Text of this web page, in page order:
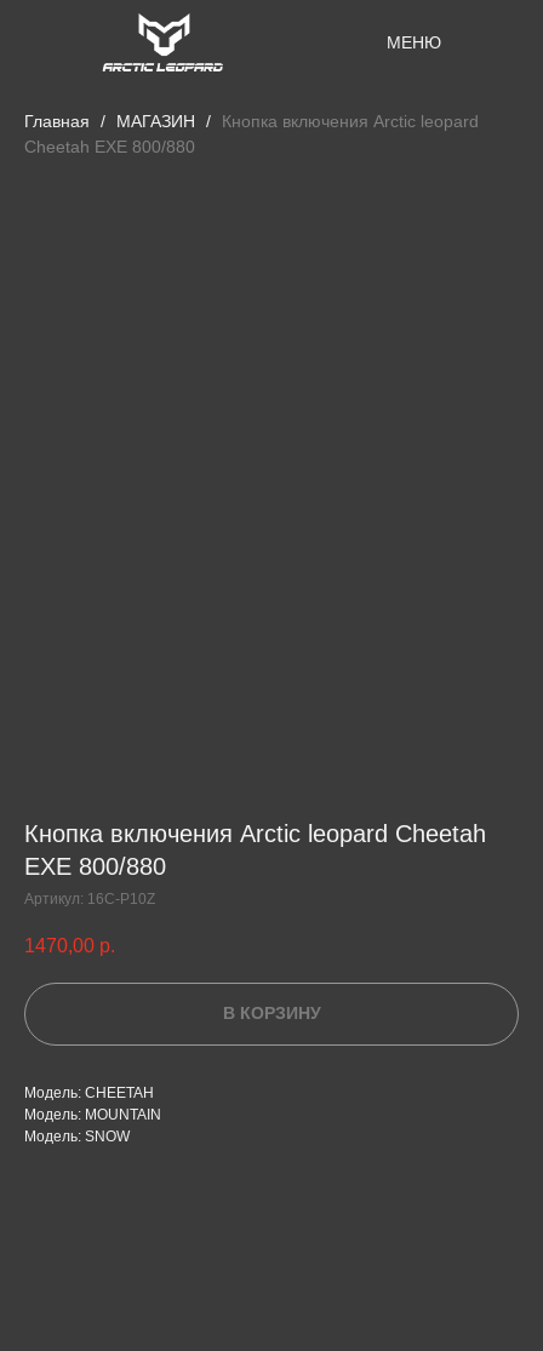
МЕНЮ
Главная МАГАЗИН
Кнопка включения Arctic leopard
Cheetah EXE 800/880
Кнопка включения Arctic leopard Cheetah
EXE 800/880
Артикул: 16C-P10Z
1470,00 р.
В КОРЗИНУ
Модель: CHEETAH
Модель: MOUNTAIN
Модель: SNOW